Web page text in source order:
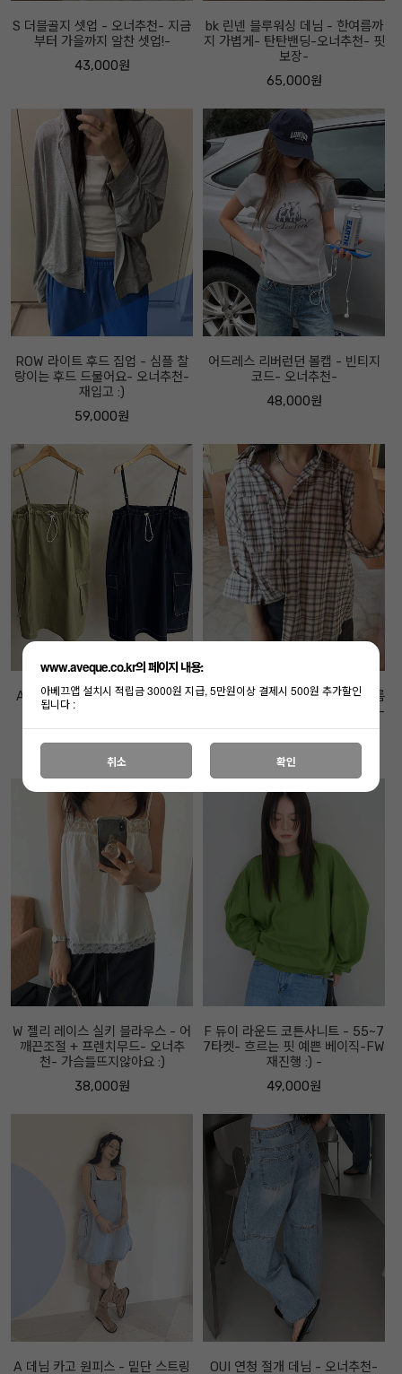
S 더블골지 셋업 - 오너추천- 지금
부터 가을까지 알찬 셋업!-
43,000원
bk 린넨 블루워싱 데님 - 한여름까
지 가볍게- 탄탄밴딩-오너추천- 핏
보장-
65,000원
ROW 라이트 후드 집업 - 심플 찰
랑이는 후드 드물어요- 오너추천-
재입고 :)
59,000원
어드레스 리버런던 볼캡 - 빈티지
코드- 오너추천-
48,000원
A 킨더 포켓 원피스 - sale- 고밀
도 나일론 4계절용- 시원템-
OUI 로맨틱워싱 체크셔츠 - 한여름
까지 데일리친구- sale- 오너추천-
마지막1-
W 젤리 레이스 실키 블라우스 - 어
깨끈조절 + 프렌치무드- 오너추
천- 가슴들뜨지않아요 :)
38,000원
F 듀이 라운드 코튼사니트 - 55~7
7타켓- 흐르는 핏 예쁜 베이직-FW
재진행 :) -
49,000원
A 데님 카고 원피스 - 밑단 스트링 OUI 연청 절개 데님 - 오너추천-
www.aveque.co.kr의 페이지 내용:
아베끄앱 설치시 적립금 3000원 지급, 5만원이상 결제시 500원 추가할인
됩니다 :
취소 확인